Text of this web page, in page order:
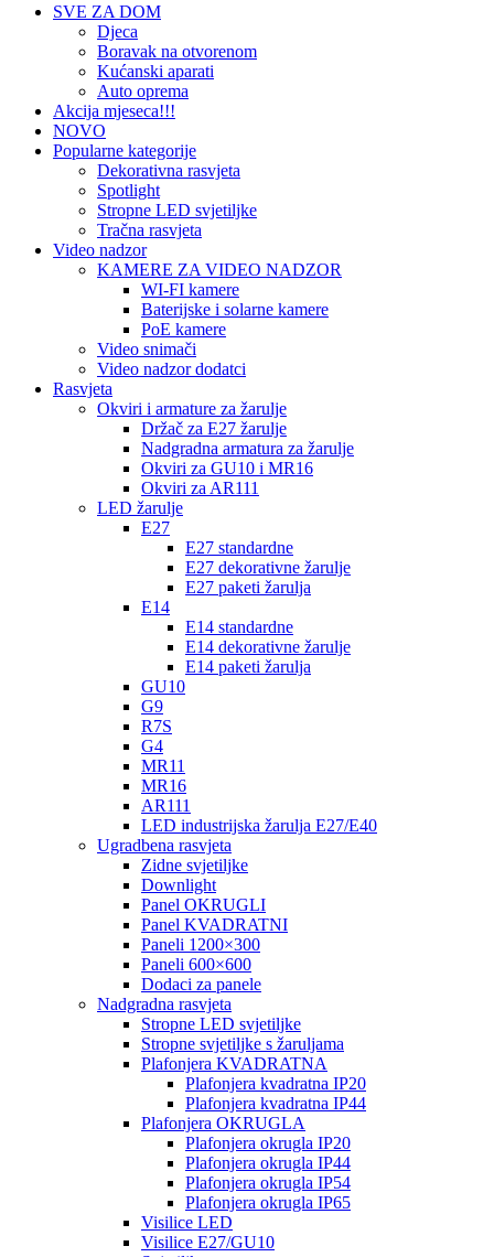
SVE ZA DOM
Djeca
Boravak na otvorenom
Kućanski aparati
Auto oprema
Akcija mjeseca!!!
NOVO
Popularne kategorije
Dekorativna rasvjeta
Spotlight
Stropne LED svjetiljke
Tračna rasvjeta
Video nadzor
KAMERE ZA VIDEO NADZOR
WI-FI kamere
Baterijske i solarne kamere
PoE kamere
Video snimači
Video nadzor dodatci
Rasvjeta
Okviri i armature za žarulje
Držač za E27 žarulje
Nadgradna armatura za žarulje
Okviri za GU10 i MR16
Okviri za AR111
LED žarulje
E27
E27 standardne
E27 dekorativne žarulje
E27 paketi žarulja
E14
E14 standardne
E14 dekorativne žarulje
E14 paketi žarulja
GU10
G9
R7S
G4
MR11
MR16
AR111
LED industrijska žarulja E27/E40
Ugradbena rasvjeta
Zidne svjetiljke
Downlight
Panel OKRUGLI
Panel KVADRATNI
Paneli 1200×300
Paneli 600×600
Dodaci za panele
Nadgradna rasvjeta
Stropne LED svjetiljke
Stropne svjetiljke s žaruljama
Plafonjera KVADRATNA
Plafonjera kvadratna IP20
Plafonjera kvadratna IP44
Plafonjera OKRUGLA
Plafonjera okrugla IP20
Plafonjera okrugla IP44
Plafonjera okrugla IP54
Plafonjera okrugla IP65
Visilice LED
Visilice E27/GU10